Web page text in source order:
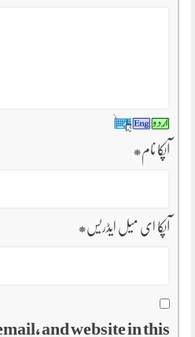
آپکا نام*
آپکا ای میل ایڈریس*
and website in this